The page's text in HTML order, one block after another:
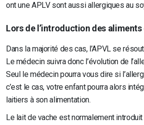
ont une APLV sont aussi allergiques au
Lors de l’introduction des
Dans la majorité des cas, l’APVL se
Le médecin suivra donc l’évolution de
Seul le médecin pourra vous dire si
c’est le cas, votre enfant pourra alors
laitiers à son alimentation.
Le lait de vache est normalement